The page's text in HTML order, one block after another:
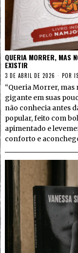
QUERIA MORRER, MAS
EXISTIR
3 DE ABRIL DE 2026 POR
“Queria Morrer, mas
gigante em suas
não conhecia antes
popular, feito com
apimentado e
conforto e